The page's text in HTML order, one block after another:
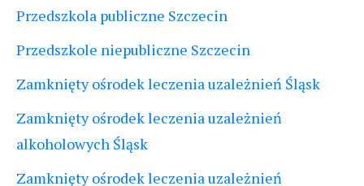
Przedszkola publiczne Szczecin
Przedszkole niepubliczne Szczecin
Zamknięty ośrodek leczenia uzależnień Śląsk
Zamknięty ośrodek leczenia uzależnień
alkoholowych Śląsk
Zamknięty ośrodek leczenia uzależnień